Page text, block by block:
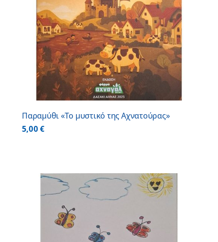
Παραμύθι «Το μυστικό της Αχνατούρας»
5,00€